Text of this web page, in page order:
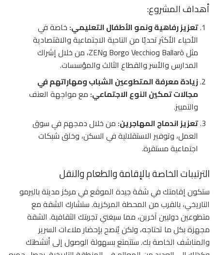
أهداف المشروع:
تعزيز رفاهية ونمو الأطفال التعليمي: خاصة في
الأحياء الأكثر تحديًا من الناحية الاجتماعية والاقتصادية
مثل Ballarò وBorgo Vecchio وZEN، من خلال إشراك
المدارس والأسر والقطاع الثالث والمؤسسات.
زيادة معرفة المتطوعين الشباب ومهاراتهم في
مجالات تمكين النوع الاجتماعي: مع مواجهة العنف
والتمييز.
تعزيز اندماج المهاجرين: من خلال دمجهم في سوق
العمل، وتوفير الاستقلالية في السكن، وخلق شبكات
اجتماعية مستقرة.
الترتيبات الخاصة بالإقامة والطعام والنقل
ستكون إقامتك في شقة جيدة الموقع في مركز مدينة باليرمو
التاريخي، بالقرب من المحطة المركزية. ستشارك الشقة مع
متطوعين دوليين آخرين، مما سيغني تجربتك الثقافية. الشقة
مجهزة بكل ما تحتاجه، ولكن يُنصح بإحضار ملاءات السرير
والمناشف الخاصة بك. ستتمتع بسهولة الوصول إلى أنشطتك